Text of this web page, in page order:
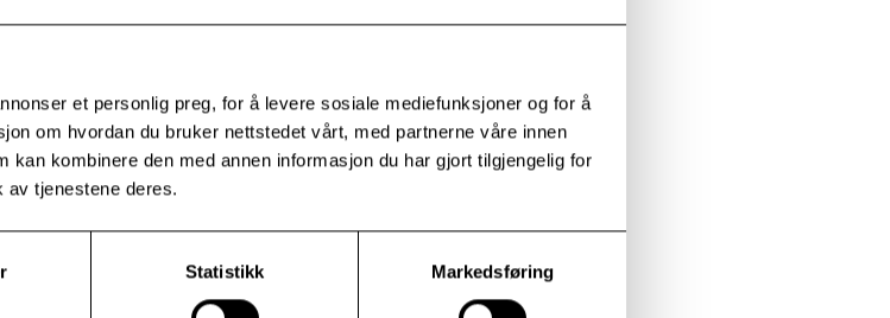
et personlig preg, for å levere sosiale mediefunksjoner og for å
om hvordan du bruker nettstedet vårt, med partnerne våre innen
kan kombinere den med annen informasjon du har gjort tilgjengelig for
av tjenestene deres.
Statistikk Markedsføring
lidelser
årtier jobbet med pasienter som strever med
lidelser. De fleste av disse årene har hun jobbet
og deres terapeuter. Det er spesielt